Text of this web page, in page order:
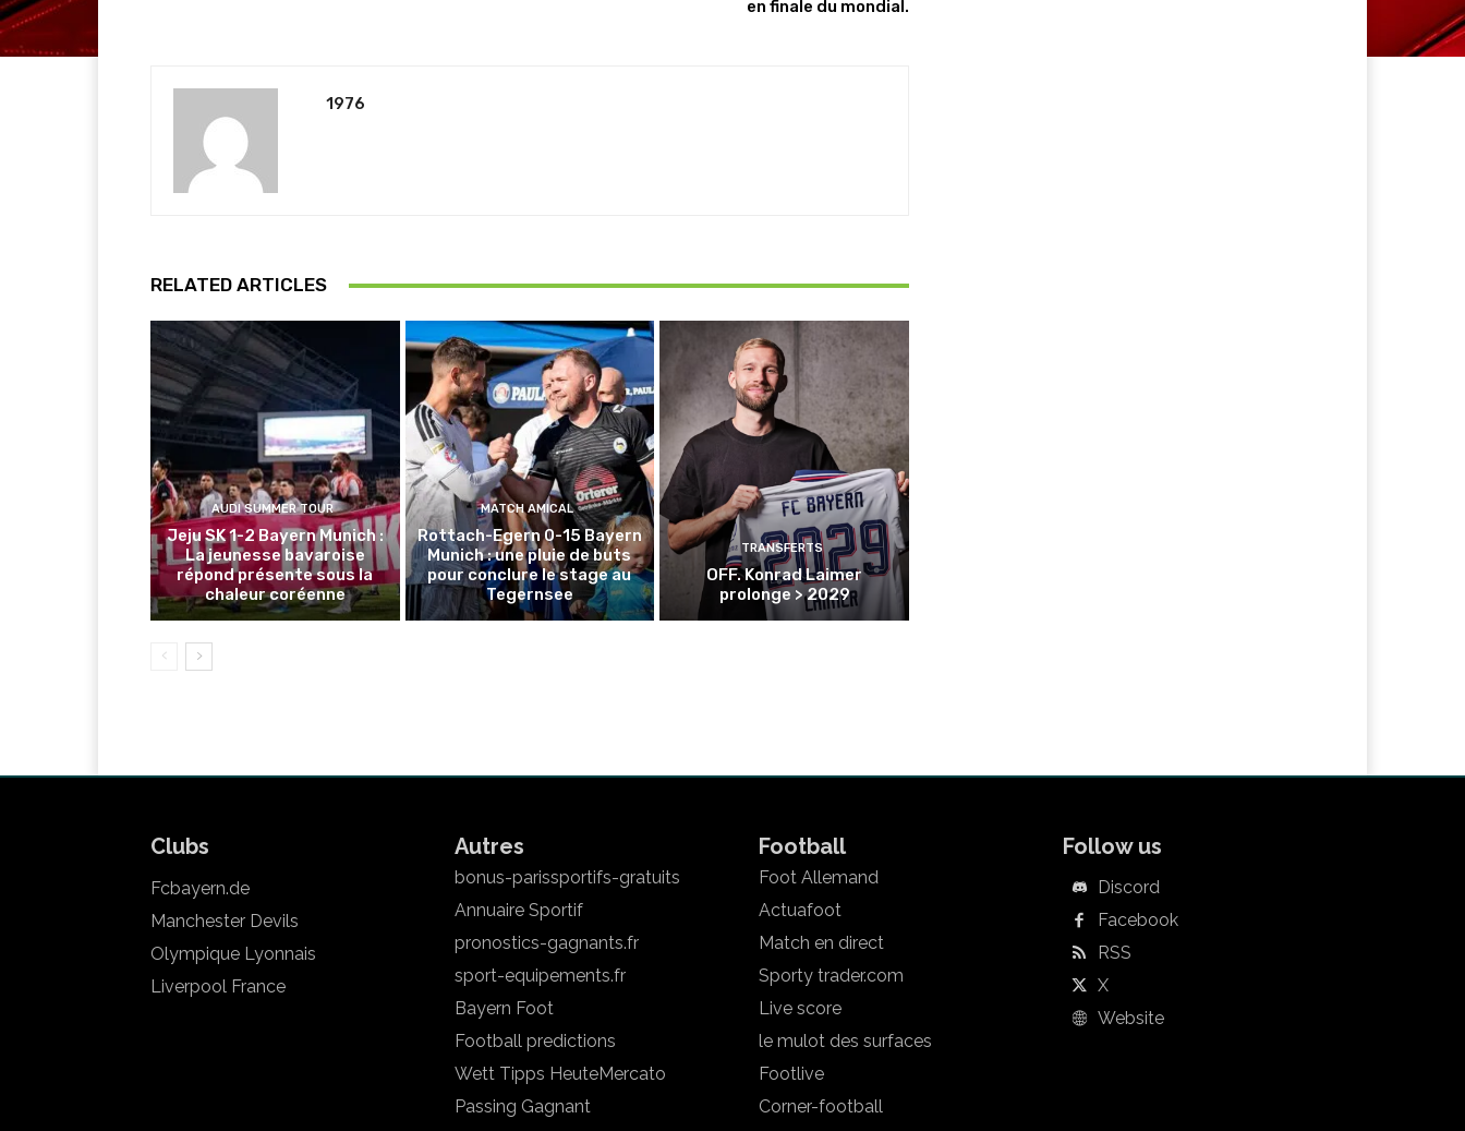
en finale du mondial.
1976
RELATED ARTICLES
AUDI SUMMER TOUR
Jeju SK 1-2 Bayern Munich :
La jeunesse bavaroise
répond présente sous la
chaleur coréenne
MATCH AMICAL
Rottach-Egern 0-15 Bayern
Munich : une pluie de buts
pour conclure le stage au
Tegernsee
TRANSFERTS
OFF. Konrad Laimer
prolonge > 2029
Clubs
Fcbayern.de
Manchester Devils
Olympique Lyonnais
Liverpool France
Autres
bonus-parissportifs-gratuits
Annuaire Sportif
pronostics-gagnants.fr
sport-equipements.fr
Bayern Foot
Football predictions
Wett Tipps HeuteMercato
Passing Gagnant
Football
Foot Allemand
Actuafoot
Match en direct
Sporty trader.com
Live score
le mulot des surfaces
Footlive
Corner-football
Follow us
Discord
Facebook
RSS
X
Website